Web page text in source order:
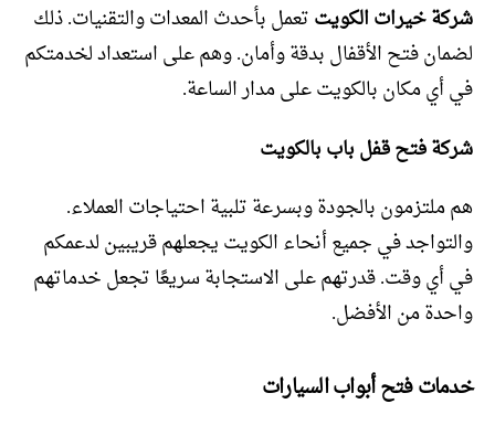
شركة خيرات الكويتتعمل بأحدث المعدات والتقنيات. ذلك
لضمان فتح الأقفال بدقة وأمان. وهم على استعداد لخدمتكم
في أي مكان بالكويت على مدار الساعة.
شركة فتح قفل باب بالكويت
هم ملتزمون بالجودة وبسرعة تلبية احتياجات العملاء.
والتواجد في جميع أنحاء الكويت يجعلهم قريبين لدعمكم
في أي وقت. قدرتهم على الاستجابة سريعًا تجعل خدماتهم
واحدة من الأفضل.
خدمات فتح أبواب السيارات